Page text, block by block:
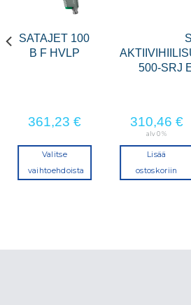
SATAJET 100
B F HVLP
361,23 €
Valitse
vaihtoehdoista
500-SRJ
310,46 €
alv 0 %
Lisää
ostoskoriin